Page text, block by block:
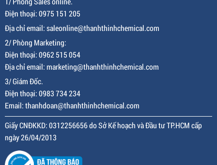
Điện thoại: 0975 151 205
Địa chỉ email: saleonline@thanhthinhchemical.com
2/ Phòng Marketing:
Điện thoại: 0962 515 054
Địa chỉ email: marketing@thanhthinhchemical.com
3/ Giám Đốc.
Điện thoại: 0983 734 234
Email: thanhdoan@thanhthinhchemical.com
Giấy CNĐKKD: 0312256656 do Sở Kế hoạch và Đầu tư TP.HCM cấp
ngày 26/04/2013